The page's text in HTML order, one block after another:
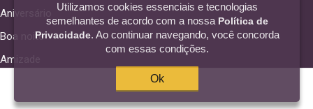
Aniversário
Boa noite
Amizade
Utilizamos cookies essenciais e tecnologias
semelhantes de acordo com a nossa Política de
Privacidade. Ao continuar navegando, você concorda
com essas condições.
Ok